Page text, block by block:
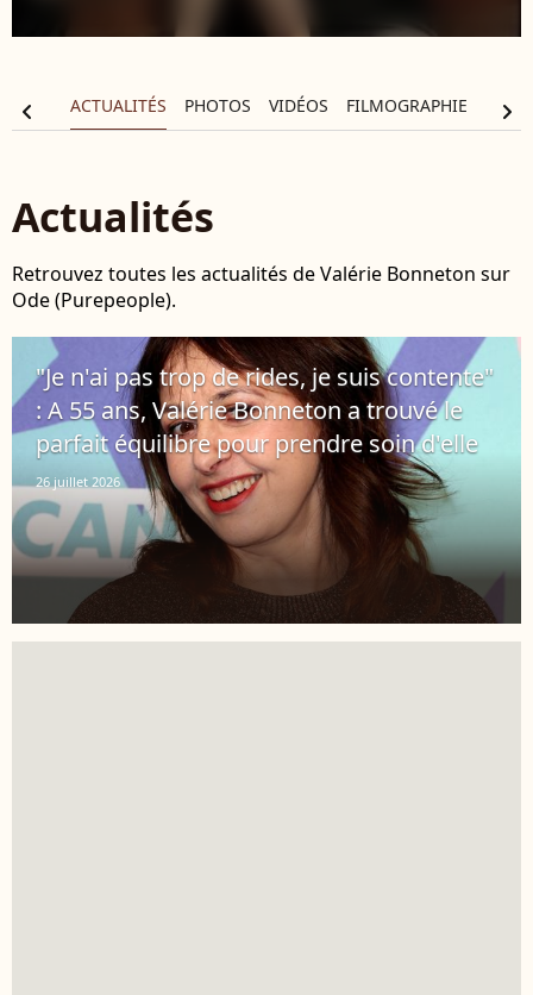
ACTUALITÉS PHOTOS VIDÉOS FILMOGRAPHIE
chevron_left chevron_right
Actualités
Retrouvez toutes les actualités de Valérie Bonneton sur
Ode (Purepeople).
"Je n'ai pas trop de rides, je suis contente"
: A 55 ans, Valérie Bonneton a trouvé le
parfait équilibre pour prendre soin d'elle
26 juillet 2026